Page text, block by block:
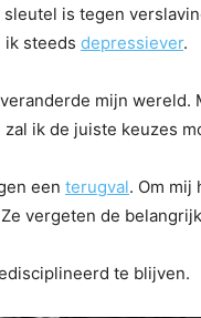
is tegen
ik steeds depressiever.
mijn wereld.
ik de juiste keuzes
een terugval. Om mij
vergeten de
te blijven.